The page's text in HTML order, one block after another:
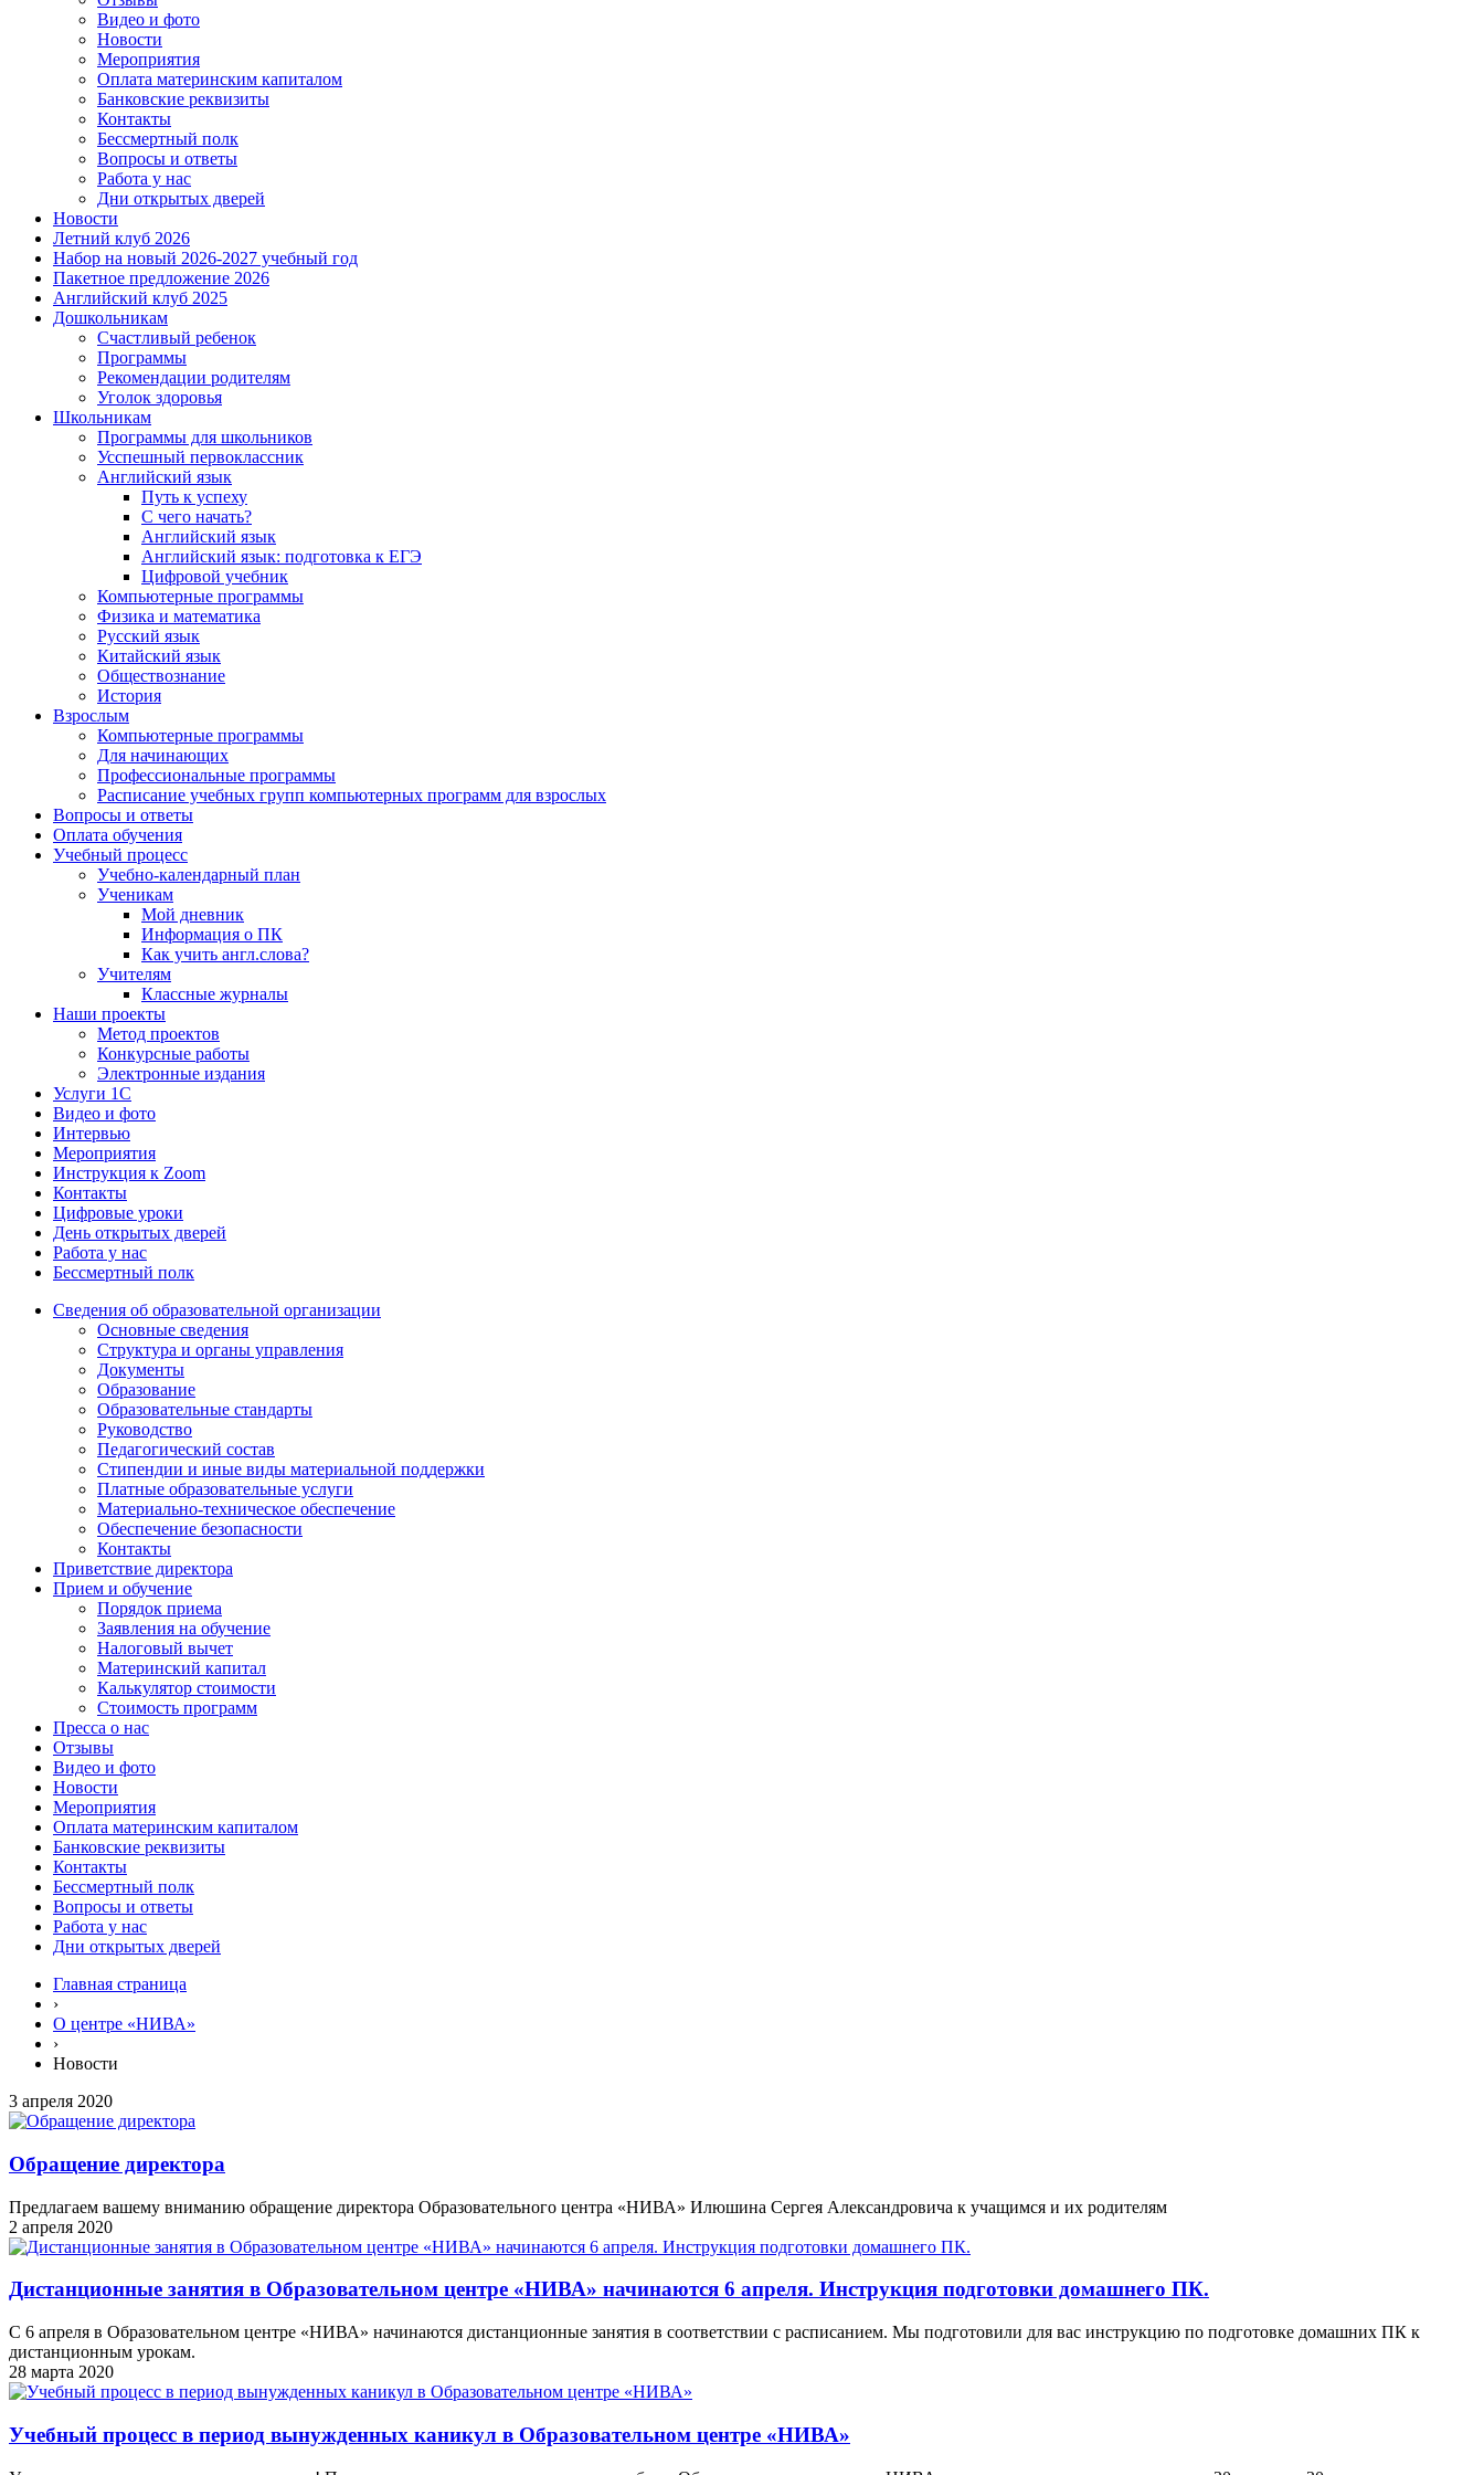
Видео и фото
Новости
Мероприятия
Оплата материнским капиталом
Банковские реквизиты
Контакты
Бессмертный полк
Вопросы и ответы
Работа у нас
Дни открытых дверей
Новости
Летний клуб 2026
Набор на новый 2026-2027 учебный год
Пакетное предложение 2026
Английский клуб 2025
Дошкольникам
Счастливый ребенок
Программы
Рекомендации родителям
Уголок здоровья
Школьникам
Программы для школьников
Усспешный первоклассник
Английский язык
Путь к успеху
С чего начать?
Английский язык
Английский язык: подготовка к ЕГЭ
Цифровой учебник
Компьютерные программы
Физика и математика
Русский язык
Китайский язык
Обществознание
История
Взрослым
Компьютерные программы
Для начинающих
Профессиональные программы
Расписание учебных групп компьютерных программ для взрослых
Вопросы и ответы
Оплата обучения
Учебный процесс
Учебно-календарный план
Ученикам
Мой дневник
Информация о ПК
Как учить англ.слова?
Учителям
Классные журналы
Наши проекты
Метод проектов
Конкурсные работы
Электронные издания
Услуги 1C
Видео и фото
Интервью
Мероприятия
Инструкция к Zoom
Контакты
Цифровые уроки
День открытых дверей
Работа у нас
Бессмертный полк
Сведения об образовательной организации
Основные сведения
Структура и органы управления
Документы
Образование
Образовательные стандарты
Руководство
Педагогический состав
Стипендии и иные виды материальной поддержки
Платные образовательные услуги
Материально-техническое обеспечение
Обеспечение безопасности
Контакты
Приветствие директора
Прием и обучение
Порядок приема
Заявления на обучение
Налоговый вычет
Материнский капитал
Калькулятор стоимости
Стоимость программ
Пресса о нас
Отзывы
Видео и фото
Новости
Мероприятия
Оплата материнским капиталом
Банковские реквизиты
Контакты
Бессмертный полк
Вопросы и ответы
Работа у нас
Дни открытых дверей
Главная страница
›
О центре «НИВА»
›
Новости
3 апреля 2020
Обращение директора
Предлагаем вашему вниманию обращение директора Образовательного центра «НИВА» Илюшина Сергея Александровича к учащимся и их родителям
2 апреля 2020
Дистанционные занятия в Образовательном центре «НИВА» начинаются 6 апреля. Инструкция подготовки домашнего ПК.
С 6 апреля в Образовательном центре «НИВА» начинаются дистанционные занятия в соответствии с расписанием. Мы подготовили для вас инструкцию по подготовке домашних ПК к
дистанционным урокам.
28 марта 2020
Учебный процесс в период вынужденных каникул в Образовательном центре «НИВА»